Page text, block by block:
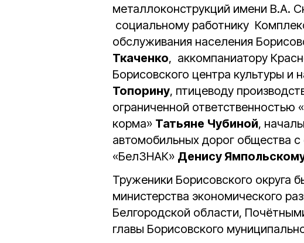
металлоконструкций имени В.А.
социальному работнику
обслуживания населения
Ткаченко, аккомпаниатору
Борисовского центра культуры и
Топорину, птицеводу
ограниченной ответственностью
корма» Татьяне Чубиной,
автомобильных дорог общества
«БелЗНАК» Денису
Труженики Борисовского округа
министерства экономического
Белгородской области,
главы Борисовского